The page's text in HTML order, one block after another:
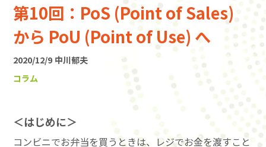
第10回：PoS (Point of Sales)
から PoU (Point of Use) へ
2020/12/9 中川郁夫
コラム
＜はじめに＞
コンビニでお弁当を買うときは、レジでお金を渡すこと